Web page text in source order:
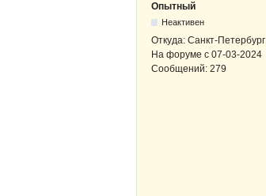
Опытный
Неактивен
Откуда: Санкт-Петербург
На форуме с 07-03-2024
Сообщений: 279